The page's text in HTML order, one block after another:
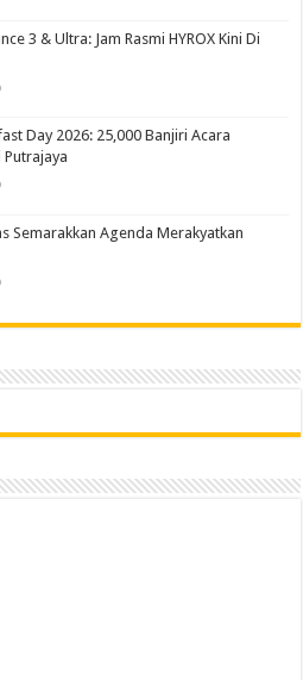
3 & Ultra: Jam Rasmi HYROX Kini Di
Day 2026: 25,000 Banjiri Acara
Putrajaya
Semarakkan Agenda Merakyatkan